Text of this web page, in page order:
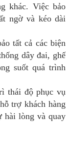
khác. Việc bảo
ngờ và kéo dài
tất cả các biện
dây đai, ghế
suốt quá trình
thái độ phục vụ
trợ khách hàng
hài lòng và quay